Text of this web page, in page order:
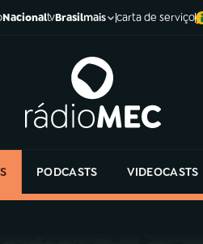
NacionaltvBrasilmais carta de serviço
PODCASTS VIDEOCASTS